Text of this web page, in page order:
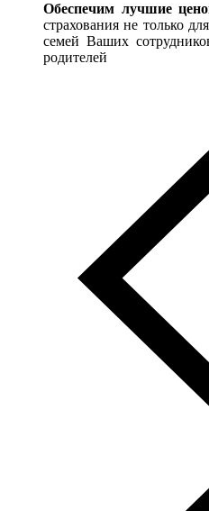
Обеспечим лучшие
страхования не только
семей Ваших
родителей